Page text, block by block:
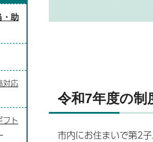
令和7年度の制
市内にお住まいで第2
・助
対応
フト